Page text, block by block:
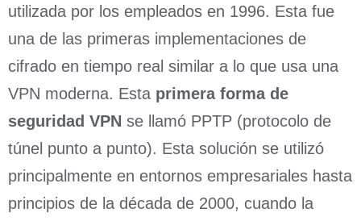
utilizada por los empleados en 1996. Esta fue
una de las primeras implementaciones de
cifrado en tiempo real similar a lo que usa una
VPN moderna. Esta primera forma de
seguridad VPN se llamó PPTP (protocolo de
túnel punto a punto). Esta solución se utilizó
principalmente en entornos empresariales hasta
principios de la década de 2000, cuando la